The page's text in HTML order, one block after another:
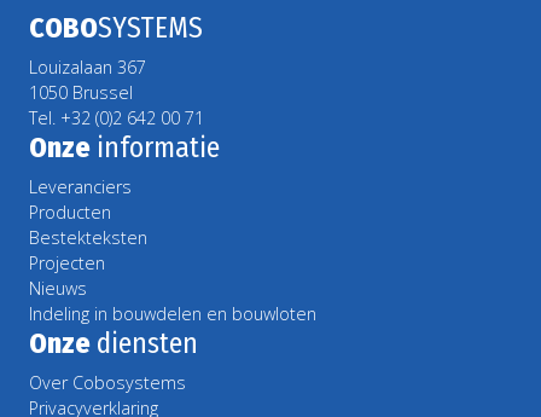
COBOSYSTEMS
Louizalaan 367
1050 Brussel
Tel. +32 (0)2 642 00 71
Onze informatie
Leveranciers
Producten
Bestekteksten
Projecten
Nieuws
Indeling in bouwdelen en bouwloten
Onze diensten
Over Cobosystems
Privacyverklaring